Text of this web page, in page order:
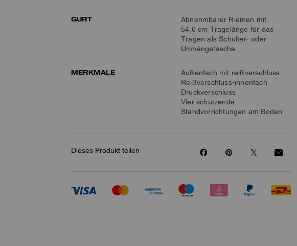
GURT
Abnehmbarer Riemen mit
54,6 cm Tragelänge für das
Tragen als Schulter- oder
Umhängetasche
MERKMALE
Außenfach mit reißverschluss
Reißverschluss-innenfach
Druckverschluss
Vier schützende
Standvorrichtungen am Boden
Dieses Produkt teilen